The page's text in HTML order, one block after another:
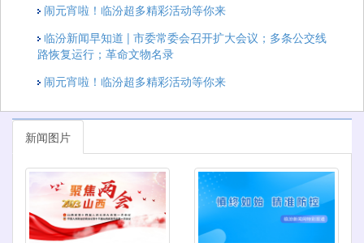
闹元宵啦！临汾超多精彩活动等你来
临汾新闻早知道 | 市委常委会召开扩大会议；多条公交线
路恢复运行；革命文物名录
闹元宵啦！临汾超多精彩活动等你来
新闻图片